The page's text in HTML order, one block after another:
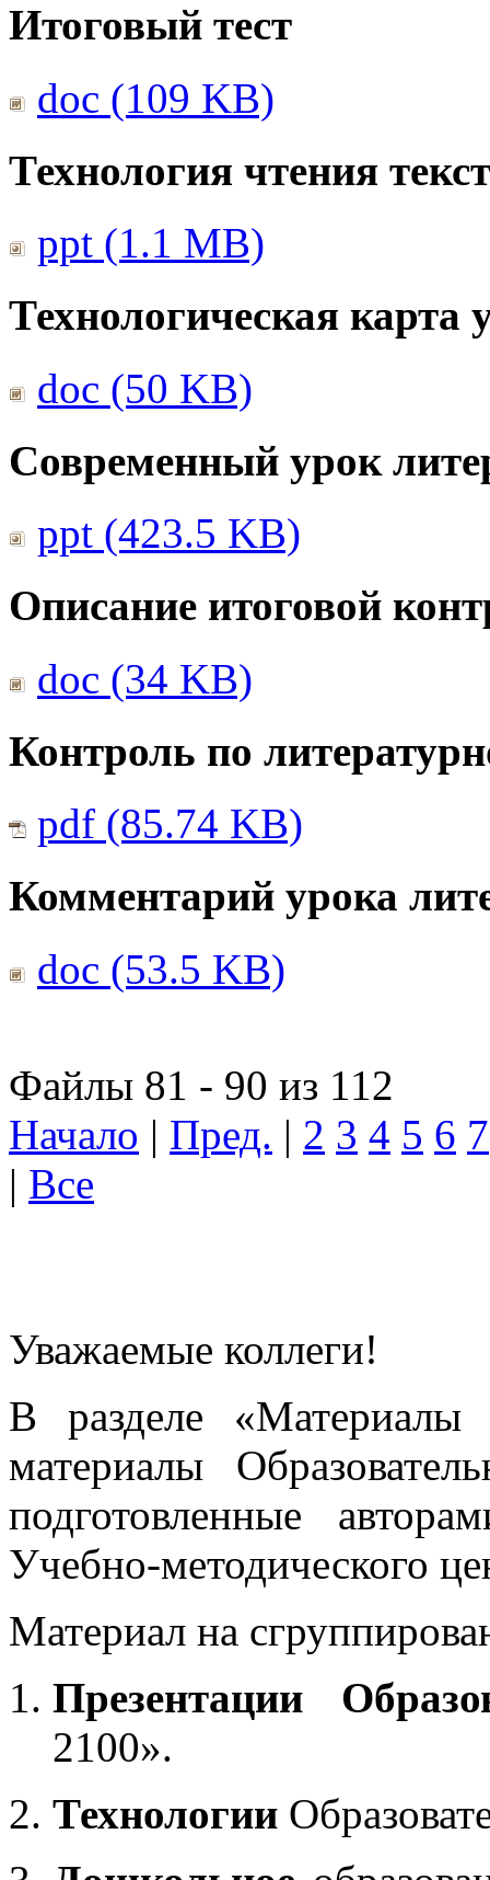
Итоговый тест
doc (109 KB)
Технология чтения
ppt (1.1 MB)
Технологическая карта
doc (50 KB)
Современный урок
ppt (423.5 KB)
Описание итоговой
doc (34 KB)
Контроль по
pdf (85.74 KB)
Комментарий урока
doc (53.5 KB)
Файлы 81 - 90 из 112
Начало | Пред. | 2 3 4 5 6 7
| Все
Уважаемые коллеги!
В разделе «Материалы
материалы
подготовленные
Учебно-методического
Материал на
Презентации
2100».
Технологии